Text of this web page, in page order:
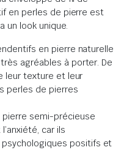
en perles de pierre est
un look unique.
en pierre naturelle
agréables à porter. De
leur texture et leur
perles de pierres
semi-précieuse
car ils
positifs et